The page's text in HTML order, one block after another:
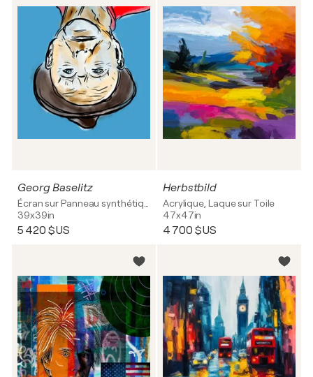
Georg Baselitz
39x39in
5 420 $US
Herbstbild
Acrylique, Laque sur Toile
47x47in
4 700 $US